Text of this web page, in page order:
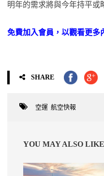
明年的需求將與今年持平或
免費加入會員，以觀看更多
SHARE
空運 航空快報
YOU MAY ALSO LIKE